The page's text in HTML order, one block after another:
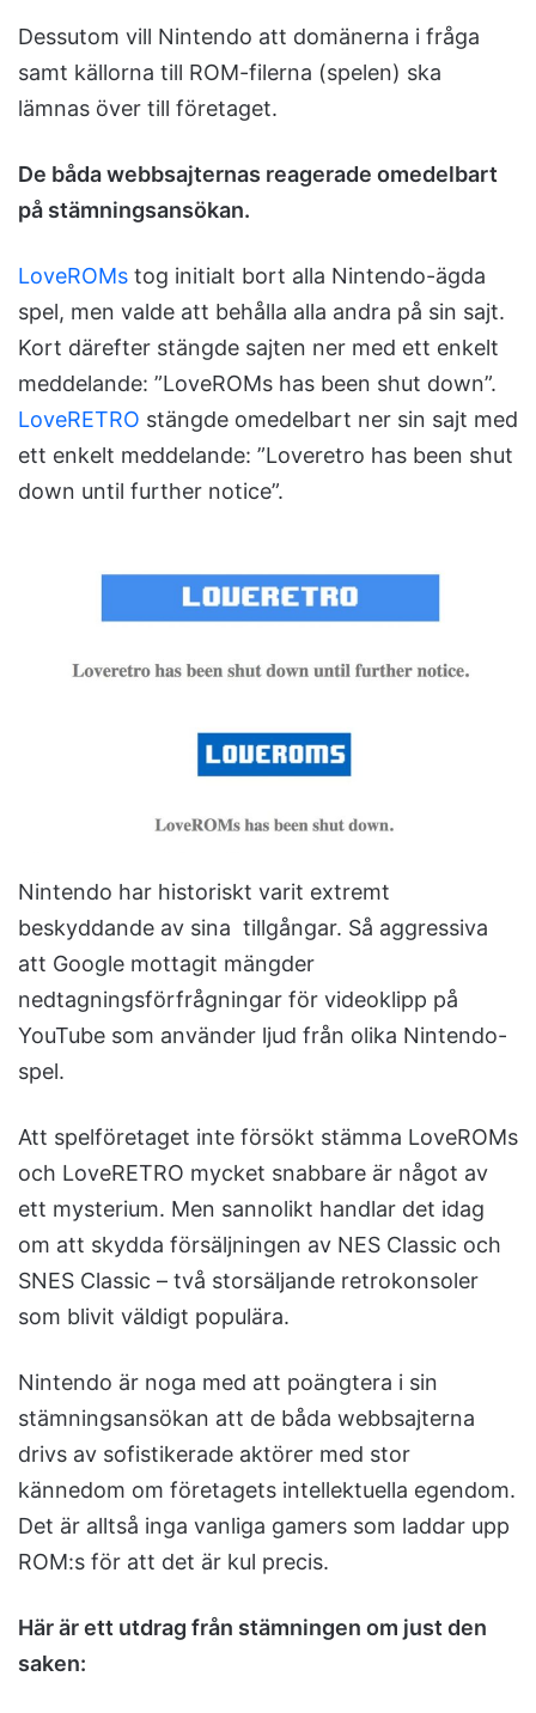
Dessutom vill Nintendo att domänerna i fråga
samt källorna till ROM-filerna (spelen) ska
lämnas över till företaget.
De båda webbsajternas reagerade omedelbart
på stämningsansökan.
LoveROMs tog initialt bort alla Nintendo-ägda
spel, men valde att behålla alla andra på sin sajt.
Kort därefter stängde sajten ner med ett enkelt
meddelande: ”LoveROMs has been shut down”.
LoveRETRO stängde omedelbart ner sin sajt med
ett enkelt meddelande: ”Loveretro has been shut
down until further notice”.
Nintendo har historiskt varit extremt
beskyddande av sina tillgångar. Så aggressiva
att Google mottagit mängder
nedtagningsförfrågningar för videoklipp på
YouTube som använder ljud från olika Nintendo-
spel.
Att spelföretaget inte försökt stämma LoveROMs
och LoveRETRO mycket snabbare är något av
ett mysterium. Men sannolikt handlar det idag
om att skydda försäljningen av NES Classic och
SNES Classic – två storsäljande retrokonsoler
som blivit väldigt populära.
Nintendo är noga med att poängtera i sin
stämningsansökan att de båda webbsajterna
drivs av sofistikerade aktörer med stor
kännedom om företagets intellektuella egendom.
Det är alltså inga vanliga gamers som laddar upp
ROM:s för att det är kul precis.
Här är ett utdrag från stämningen om just den
saken: